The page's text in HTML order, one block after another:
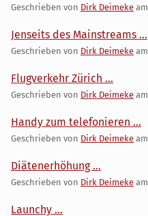
Geschrieben von Dirk Deimeke am
Jenseits des Mainstreams ...
Geschrieben von Dirk Deimeke am
Flugverkehr Zürich ...
Geschrieben von Dirk Deimeke am
Handy zum telefonieren ...
Geschrieben von Dirk Deimeke am
Diätenerhöhung ...
Geschrieben von Dirk Deimeke am
Launchy ...